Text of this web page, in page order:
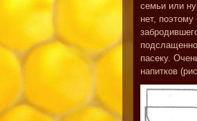
семьи или
нет,
пасеку.
напитков